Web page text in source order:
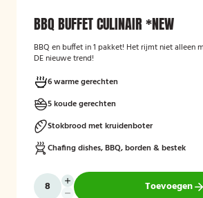
BBQ BUFFET CULINAIR *NEW
BBQ en buffet in 1 pakket! Het rijmt niet alleen
DE nieuwe trend!
6 warme gerechten
5 koude gerechten
Stokbrood met kruidenboter
Chafing dishes, BBQ, borden & bestek
Toevoegen